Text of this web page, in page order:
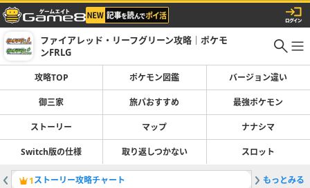
ファイアレッド・リーフグリーン攻略｜ポケモ
ンFRLG
攻略TOP ポケモン図鑑 バージョン違い
御三家 旅パおすすめ 最強ポケモン
ストーリー マップ ナナシマ
Switch版の仕様 取り返しつかない スロット
1ストーリー攻略チャート 2ポケモ
もっとみる